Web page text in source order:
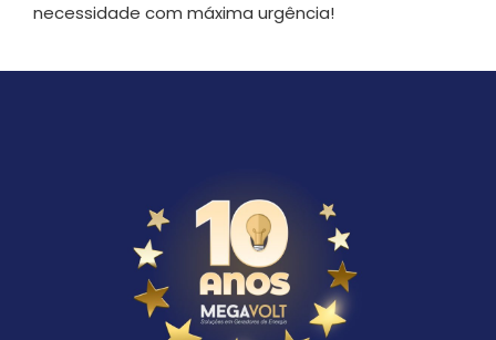
necessidade com máxima urgência!